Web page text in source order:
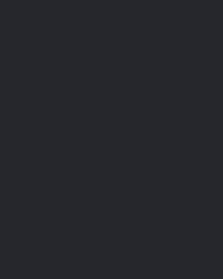
dei consumi di gas
ecologica e delle azioni
e razionale
pubblica ha condiviso
il settore pubblico:
per i dipendenti
collaborazione a una
diretta alla
di comunicazione e